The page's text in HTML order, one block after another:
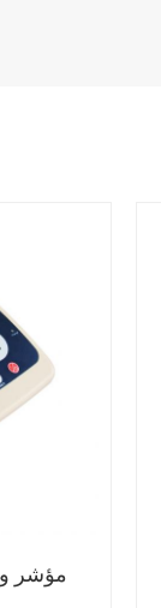
مؤشر